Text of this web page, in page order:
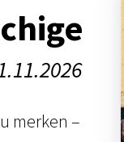
merken –